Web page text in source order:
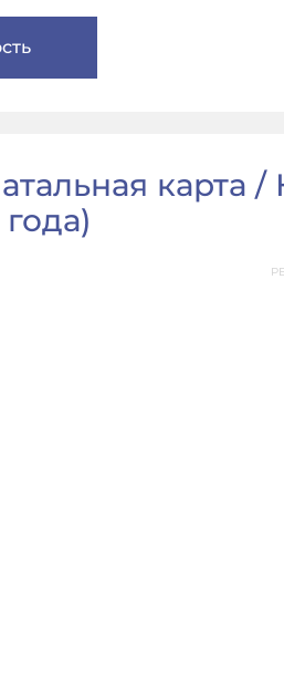
карта /
года)